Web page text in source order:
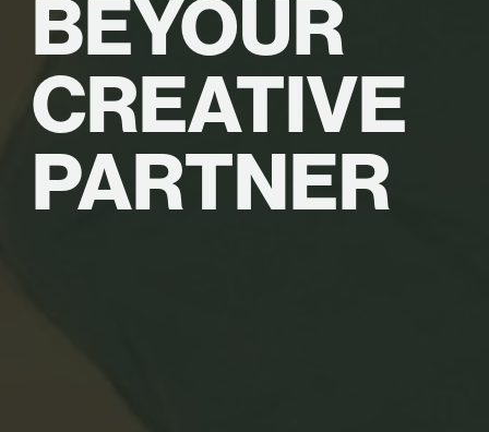
BEYOUR
CREATIVE
PARTNER